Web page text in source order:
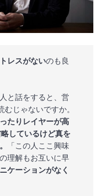
レスがないのも良
と話をすると、営
じゃないですか。
たりレイヤーが高
しているけど真を
「この人ここ興味
理解もお互いに早
ケーションがなく